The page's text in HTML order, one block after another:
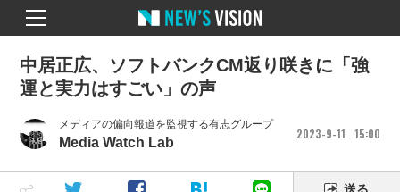
メディアの偏向報道を監視する有志グループ
Media Watch Lab
2023 9 11 15 00
中居正広、ソフトバンクCM返り咲きに「強
運と実力はすごい」の声